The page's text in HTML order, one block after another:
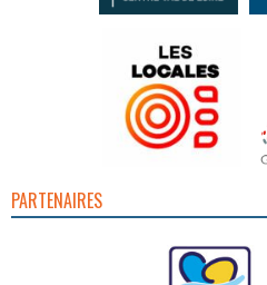
PARTENAIRES